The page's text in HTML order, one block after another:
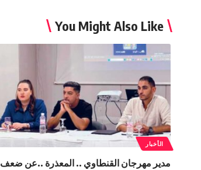
You Might Also Like
الأخبار
مدير مهرجان القنطاوي .. المعذرة ..عن ضعف